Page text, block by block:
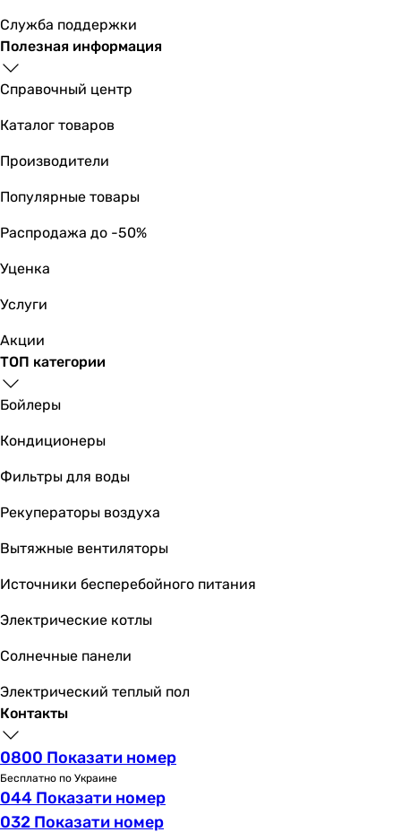
унитаз подвесной (под инсталяцию)
унитаз подвесной (под инсталяцию)
унитаз подвесной (под инсталяцию)
Установка
подвесной
подвесной
подвесной
подвесной
подвесной
подвесной
Бачок унитаза
без бачка для воды
без бачка для воды
без бачка для воды
без бачка для воды
без бачка для воды
без бачка для воды
без бачка для воды
без бачка для воды
фаянс
фаянс
керамика
керамика
фаянс
керамика
керамика
керамика
фаянс
Служба поддержки
Полезная информация
Справочный центр
Каталог товаров
Производители
Популярные товары
Распродажа до -50%
Уценка
Услуги
Акции
ТОП категории
Бойлеры
Кондиционеры
Фильтры для воды
Рекуператоры воздуха
Вытяжные вентиляторы
Источники бесперебойного питания
Электрические котлы
Солнечные панели
Электрический теплый пол
Контакты
0800 Показати номер
Бесплатно по Украине
044 Показати номер
032 Показати номер